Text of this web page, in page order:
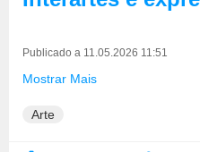
Publicado a 11.05.2026 11:51
Mostrar Mais
Arte